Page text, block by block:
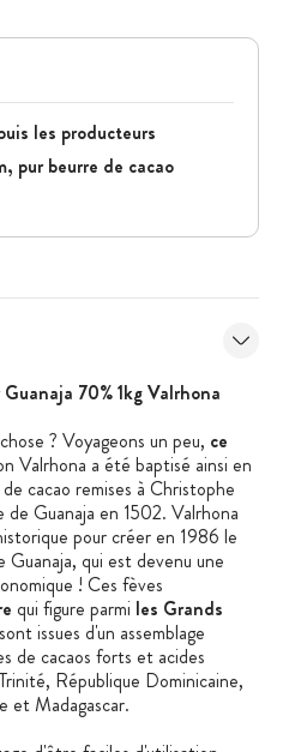
les producteurs
pur beurre de cacao
70% 1kg Valrhona
? Voyageons un peu, ce
Valrhona a été baptisé ainsi en
cacao remises à Christophe
de Guanaja en 1502. Valrhona
pour créer en 1986 le
Guanaja, qui est devenu une
! Ces fèves
qui figure parmi les Grands
sont issues d'un assemblage
de cacaos forts et acides
République Dominicaine,
et Madagascar.